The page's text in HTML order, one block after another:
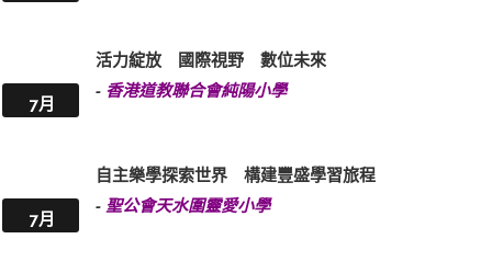
7月
活力綻放 國際視野 數位未來
- 香港道教聯合會純陽小學
7月
自主樂學探索世界 構建豐盛學習旅程
- 聖公會天水圍靈愛小學